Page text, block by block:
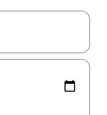
navegue com